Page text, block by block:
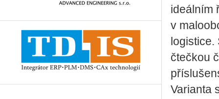
ideálním
v
čtečkou
Varianta